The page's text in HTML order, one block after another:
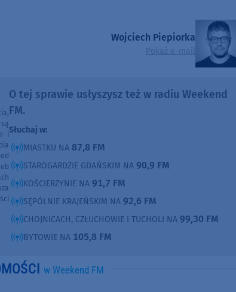
Wojciech Piepiorka
Pokaż e-mail
O tej sprawie usłyszysz też w radiu Weekend
FM.
Słuchaj w:
MIASTKU NA 87,8 FM
STAROGARDZIE GDAŃSKIM NA 90,9 FM
KOŚCIERZYNIE NA 91,7 FM
SĘPÓLNIE KRAJEŃSKIM NA 92,6 FM
CHOJNICACH, CZŁUCHOWIE I TUCHOLI NA 99,30 FM
BYTOWIE NA 105,8 FM
i
w Weekend FM